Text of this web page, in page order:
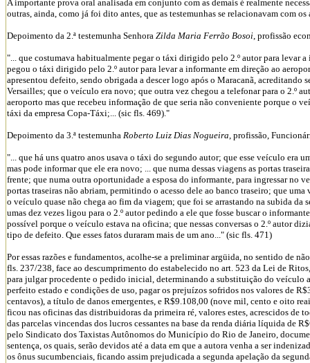
A importante prova oral analisada em conjunto com as demais é realmente
outras, ainda, como já foi dito antes, que as testemunhas se relacionavam com
Depoimento da 2.ª testemunha Senhora Zilda Maria Ferrão Bosoi, profissão
"... que costumava habitualmente pegar o táxi dirigido pelo 2.º autor para levar
pegou o táxi dirigido pelo 2.º autor para levar a informante em direção ao
apresentou defeito, sendo obrigada a descer logo após o Maracanã, acreditando
Versailles; que o veículo era novo; que outra vez chegou a telefonar para o 2.º
aeroporto mas que recebeu informação de que seria não conveniente porque o
táxi da empresa Copa-Táxi;... (sic fls. 469)."
Depoimento da 3.ª testemunha Roberto Luiz Dias Nogueira, profissão,
"... que há uns quatro anos usava o táxi do segundo autor; que esse veículo era
mas pode informar que ele era novo; ... que numa dessas viagens as portas
frente; que numa outra oportunidade a esposa do informante, para ingressar no
portas traseiras não abriam, permitindo o acesso dele ao banco traseiro; que
o veículo quase não chega ao fim da viagem; que foi se arrastando na subida da
umas dez vezes ligou para o 2.º autor pedindo a ele que fosse buscar o
possível porque o veículo estava na oficina; que nessas conversas o 2.º autor
tipo de defeito. Que esses fatos duraram mais de um ano..." (sic fls. 471)
Por essas razões e fundamentos, acolhe-se a preliminar argüida, no sentido de
fls. 237/238, face ao descumprimento do estabelecido no art. 523 da Lei de
para julgar procedente o pedido inicial, determinando a substituição do veículo
perfeito estado e condições de uso, pagar os prejuízos sofridos nos valores de
centavos), a título de danos emergentes, e R$9.108,00 (nove mil, cento e oito
ficou nas oficinas das distribuidoras da primeira ré, valores estes, acrescidos de
das parcelas vincendas dos lucros cessantes na base da renda diária líquida de
pelo Sindicato dos Taxistas Autônomos do Município do Rio de Janeiro,
sentença, os quais, serão devidos até a data em que a autora venha a ser
os ônus sucumbenciais, ficando assim prejudicada a segunda apelação da